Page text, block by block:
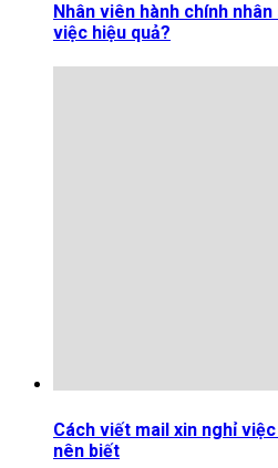
Nhân viên hành chính
việc hiệu quả?
Cách viết mail xin nghỉ
nên biết